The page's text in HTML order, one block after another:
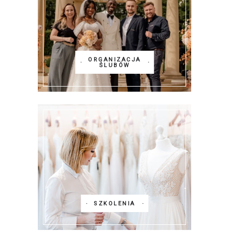
ORGANIZACJA
ŚLUBÓW
SZKOLENIA